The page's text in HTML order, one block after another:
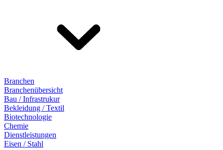
Branchen
Branchenübersicht
Bau / Infrastrukur
Bekleidung / Textil
Biotechnologie
Chemie
Dienstleistungen
Eisen / Stahl